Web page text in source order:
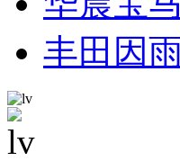
丰田因